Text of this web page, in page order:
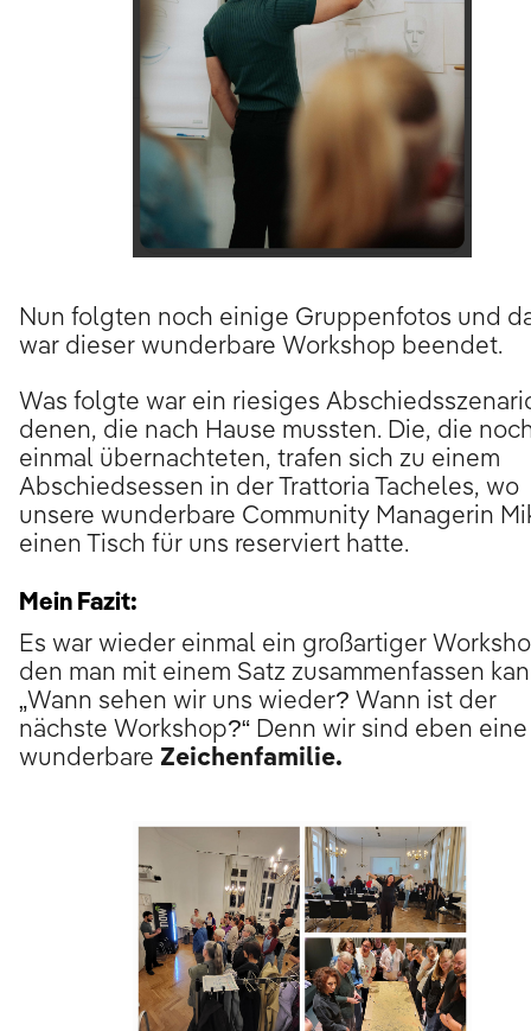
Nun folgten noch einige Gruppenfotos und
war dieser wunderbare Workshop beendet.
Was folgte war ein riesiges
denen, die nach Hause mussten. Die, die
einmal übernachteten, trafen sich zu einem
Abschiedsessen in der Trattoria Tacheles, wo
unsere wunderbare Community Managerin
einen Tisch für uns reserviert hatte.
Mein Fazit:
Es war wieder einmal ein großartiger
den man mit einem Satz zusammenfassen
„Wann sehen wir uns wieder? Wann ist der
nächste Workshop?“ Denn wir sind eben eine
wunderbare Zeichenfamilie.